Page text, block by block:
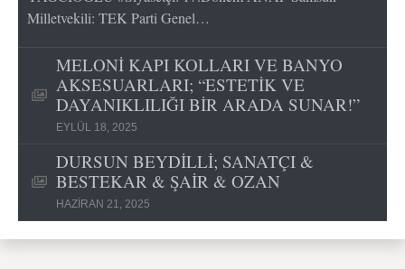
Milletvekili: TEK Parti Genel…
MELONİ KAPI KOLLARI VE BANYO
AKSESUARLARI; “ESTETİK VE
DAYANIKLILIĞI BİR ARADA SUNAR!”
EYLÜL 18, 2025
DURSUN BEYDİLLİ; SANATÇI &
BESTEKAR & ŞAİR & OZAN
HAZIRAN 21, 2025